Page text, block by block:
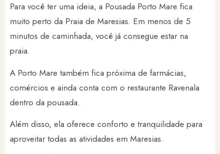
Para você ter uma ideia, a Pousada Porto Mare fica
muito perto da Praia de Maresias. Em menos de 5
minutos de caminhada, você já consegue estar na
praia.
A Porto Mare também fica próxima de farmácias,
comércios e ainda conta com o restaurante Ravenala
dentro da pousada.
Além disso, ela oferece conforto e tranquilidade para
aproveitar todas as atividades em Maresias.